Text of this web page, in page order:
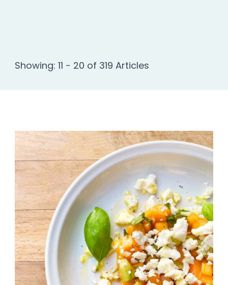
Showing: 11 - 20 of 319 Articles